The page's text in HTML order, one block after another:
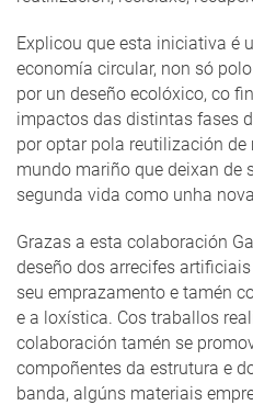
Explicou que esta iniciativa é
economía circular, non só
por un deseño ecolóxico, co
impactos das distintas fases
por optar pola reutilización
mundo mariño que deixan de
segunda vida como unha
Grazas a esta colaboración
deseño dos arrecifes
seu emprazamento e tamén
e a loxística. Cos traballos
colaboración tamén se
compoñentes da estrutura e
banda, algúns materiais